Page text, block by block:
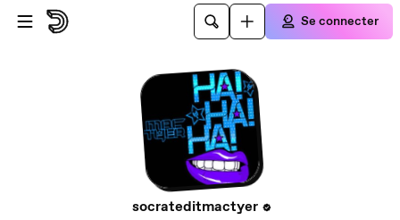
Passer au contenu principal
Se connecter
socrateditmactyer